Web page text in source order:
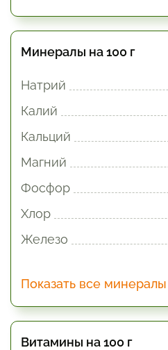
Минералы на 100 г
Натрий
Калий
Кальций
Магний
Фосфор
Хлор
Железо
Показать все минералы
Витамины на 100 г